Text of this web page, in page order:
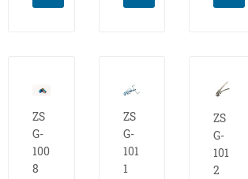
ZS
G-
100
8
ZS
G-
101
1
ZS
G-
101
2